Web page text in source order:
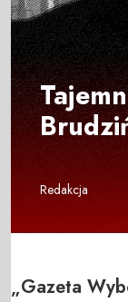
Redakcja
„Gazeta